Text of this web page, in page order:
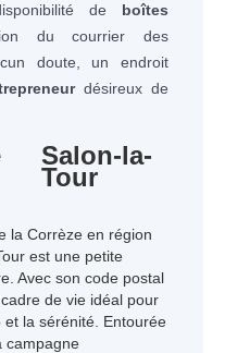
de boîtes
du courrier des
doute, un endroit
désireux de
Salon-la-
Tour
la Corrèze en région
est une petite
Avec son code postal
de vie idéal pour
la sérénité. Entourée
campagne